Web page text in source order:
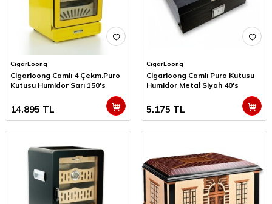
CigarLoong
Cigarloong Camlı 4 Çekm.Puro
Kutusu Humidor Sarı 150's
14.895 TL
CigarLoong
Cigarloong Camlı Puro Kutusu
Humidor Metal Siyah 40's
5.175 TL